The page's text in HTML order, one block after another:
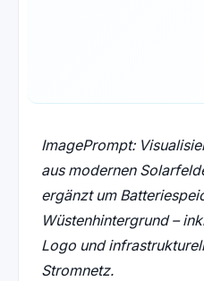
ImagePrompt:
aus modernen
ergänzt um
Wüstenhintergrund –
Logo und
Stromnetz.